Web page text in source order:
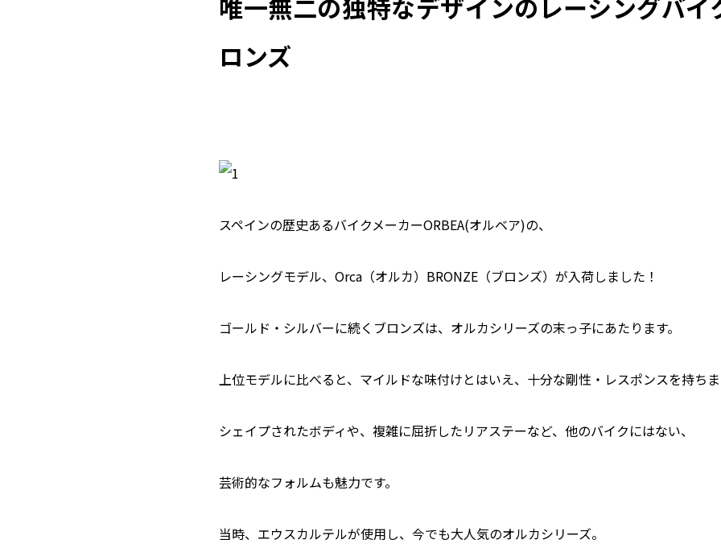
唯一無二の独特なデザインのレーシングバイ
ロンズ
スペインの歴史あるバイクメーカーORBEA(オルベア)の、
レーシングモデル、Orca（オルカ）BRONZE（ブロンズ）が入荷しました！
ゴールド・シルバーに続くブロンズは、オルカシリーズの末っ子にあたります。
上位モデルに比べると、マイルドな味付けとはいえ、十分な剛性・レスポンスを持ち
シェイプされたボディや、複雑に屈折したリアステーなど、他のバイクにはない、
芸術的なフォルムも魅力です。
当時、エウスカルテルが使用し、今でも大人気のオルカシリーズ。